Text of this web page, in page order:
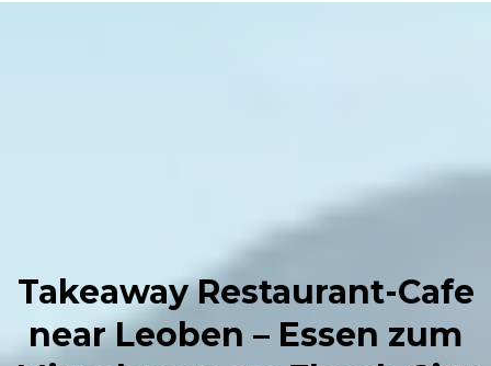
Takeaway Restaurant-Cafe
near Leoben – Essen zum